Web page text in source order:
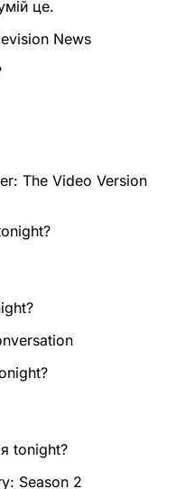
це.
News
The Video Version
tonight?
Season 2